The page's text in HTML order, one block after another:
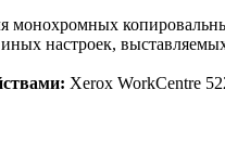
монохромных
настроек,
Xerox WorkCentre